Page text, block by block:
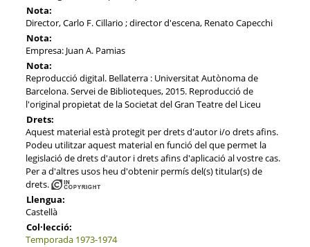
Nota:
Director, Carlo F. Cillario ; director d'escena, Renato Capecchi
Nota:
Empresa: Juan A. Pamias
Nota:
Reproducció digital. Bellaterra : Universitat Autònoma de
Barcelona. Servei de Biblioteques, 2015. Reproducció de
l'original propietat de la Societat del Gran Teatre del Liceu
Drets:
Aquest material està protegit per drets d'autor i/o drets afins.
Podeu utilitzar aquest material en funció del que permet la
legislació de drets d'autor i drets afins d'aplicació al vostre cas.
Per a d'altres usos heu d'obtenir permís del(s) titular(s) de
drets.
Llengua:
Castellà
Col·lecció:
Temporada 1973-1974